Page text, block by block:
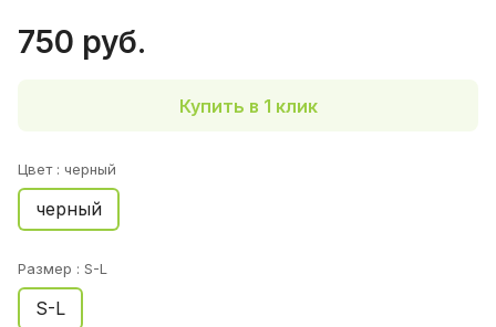
750 руб.
Купить в 1 клик
Цвет : черный
черный
Размер : S-L
S-L